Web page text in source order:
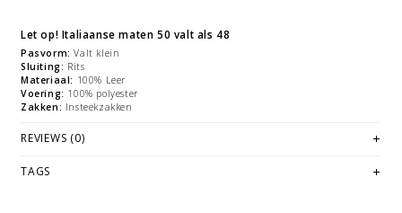
Let op! Italiaanse maten 50 valt als 48
Pasvorm: Valt klein
Sluiting: Rits
Materiaal: 100% Leer
Voering: 100% polyester
Zakken: Insteekzakken
REVIEWS (0)
TAGS